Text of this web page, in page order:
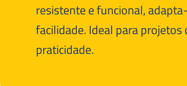
resistente e funcional,
facilidade. Ideal para
praticidade.